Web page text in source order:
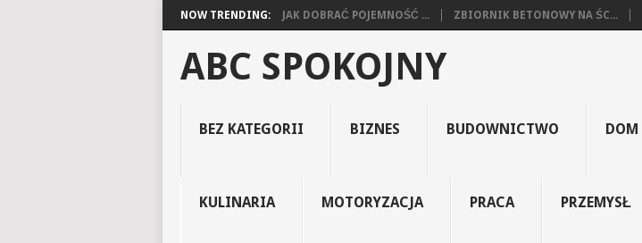
NOW TRENDING: JAK DOBRAĆ POJEMNOŚĆ ... ZBIORNIK BETONOWY NA ŚC...
ABC SPOKOJNY
BEZ KATEGORII BIZNES BUDOWNICTWO DOM
KULINARIA MOTORYZACJA PRACA PRZEMYSŁ